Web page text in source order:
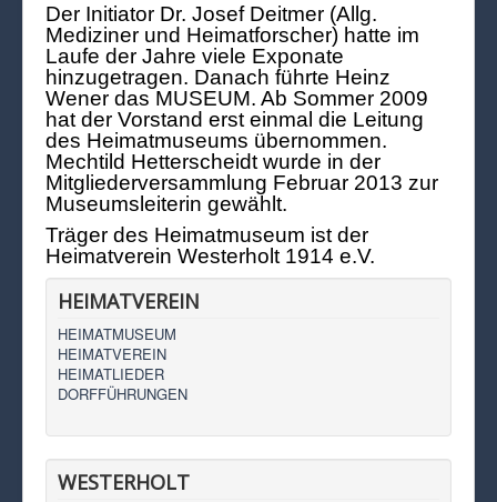
Der Initiator Dr. Josef Deitmer (Allg.
Mediziner und Heimatforscher) hatte im
Laufe der Jahre viele Exponate
hinzugetragen. Danach führte Heinz
Wener das MUSEUM. Ab Sommer 2009
hat der Vorstand erst einmal die Leitung
des Heimatmuseums übernommen.
Mechtild Hetterscheidt wurde in der
Mitgliederversammlung Februar 2013 zur
Museumsleiterin gewählt.
Träger des Heimatmuseum ist der
Heimatverein Westerholt 1914 e.V.
HEIMATVEREIN
HEIMATMUSEUM
HEIMATVEREIN
HEIMATLIEDER
DORFFÜHRUNGEN
WESTERHOLT